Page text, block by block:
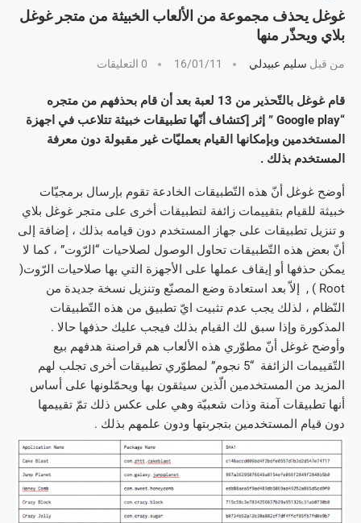
غوغل يحذف مجموعة من الألعاب الخبيثة من متجر غوغل
بلاي ويحذّر منها
من قبل سليم عبيدلي 16/01/11 0 التعليقات
قام غوغل بالتّحذير من 13 لعبة بعد أن قام بحذفهم من متجره
“Google play ” إثر إكتشاف أنّها تطبيقات خبيثة تتلاعب في اجهزة
المستخدمين وبإمكانها القيام بعمليّات غير مقبولة دون معرفة
المستخدم بذلك .
أوضح غوغل أنّ هذه التّطبيقات الخادعة تقوم بإرسال برمجيّات
خبيثة للقيام بتقييمات زائفة لتطبيقات أخرى على متجر غوغل بلاي
و تنزيل تطبيقات على جهاز المستخدم دون قيامه بذلك ، إضافة إلى
أنّ بعض هذه التّطبيقات تحاول الوصول لصلاحيات “الرّوت” ، كما لا
يمكن حذفها أو إيقاف عملها على الأجهزة التي بها صلاحيات الرّوت(
Root ) , إلاّ بعد استعادة وضع المصنّع وتنزيل نسخة جديدة من
النّظام ، لذلك يجب عدم تثبيت ايّ تطبيق من هذه التّطبيقات
المذكورة وإذا سبق لك القيام بذلك فيجب عليك حذفها حالا .
وأوضح غوغل أنّ مطوّري هذه الألعاب هم قراصنة هدفهم بيع
التّقييمات الزائفة “5 نجوم” لمطوّري تطبيقات أخرى تجلب لهم
المزيد من المستخدمين الّذين سيثقون بها ويحمّلونها على أساس
أنها تطبيقات آمنة وذات شعبيّة وهي على عكس ذلك تمّ تقييمها
دون قيام المستخدمين بتجربتها ودون علمهم بذلك .